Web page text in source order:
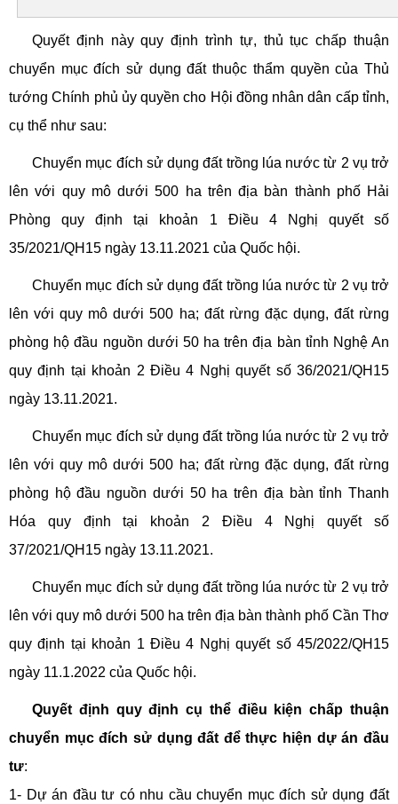
Quyết định này quy định trình tự, thủ tục chấp thuận
chuyển mục đích sử dụng đất thuộc thẩm quyền của Thủ
tướng Chính phủ ủy quyền cho Hội đồng nhân dân cấp tỉnh,
cụ thể như sau:
Chuyển mục đích sử dụng đất trồng lúa nước từ 2 vụ trở
lên với quy mô dưới 500 ha trên địa bàn thành phố Hải
Phòng quy định tại khoản 1 Điều 4 Nghị quyết số
35/2021/QH15 ngày 13.11.2021 của Quốc hội.
Chuyển mục đích sử dụng đất trồng lúa nước từ 2 vụ trở
lên với quy mô dưới 500 ha; đất rừng đặc dụng, đất rừng
phòng hộ đầu nguồn dưới 50 ha trên địa bàn tỉnh Nghệ An
quy định tại khoản 2 Điều 4 Nghị quyết số 36/2021/QH15
ngày 13.11.2021.
Chuyển mục đích sử dụng đất trồng lúa nước từ 2 vụ trở
lên với quy mô dưới 500 ha; đất rừng đặc dụng, đất rừng
phòng hộ đầu nguồn dưới 50 ha trên địa bàn tỉnh Thanh
Hóa quy định tại khoản 2 Điều 4 Nghị quyết số
37/2021/QH15 ngày 13.11.2021.
Chuyển mục đích sử dụng đất trồng lúa nước từ 2 vụ trở
lên với quy mô dưới 500 ha trên địa bàn thành phố Cần Thơ
quy định tại khoản 1 Điều 4 Nghị quyết số 45/2022/QH15
ngày 11.1.2022 của Quốc hội.
Quyết định quy định cụ thể điều kiện chấp thuận
chuyển mục đích sử dụng đất để thực hiện dự án đầu
tư:
1- Dự án đầu tư có nhu cầu chuyển mục đích sử dụng đất